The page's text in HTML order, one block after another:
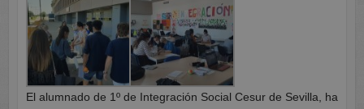
El alumnado de 1º de Integración Social Cesur de Sevilla, ha